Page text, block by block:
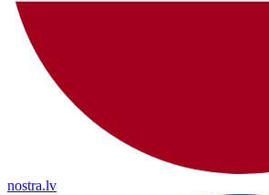
nostra.lv